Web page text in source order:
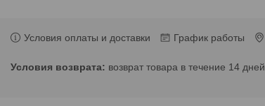
Условия оплаты и доставки График работы
возврат товара в течение 14 дней